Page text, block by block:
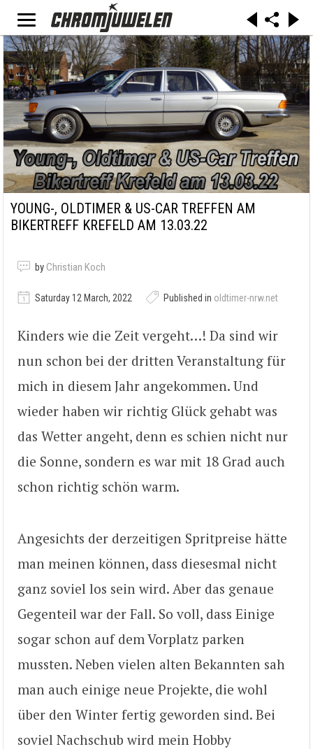
YOUNG-, OLDTIMER & US-CAR TREFFEN AM
BIKERTREFF KREFELD AM 13.03.22
by Christian Koch
Saturday 12 March, 2022 Published in oldtimer-nrw.net
Kinders wie die Zeit vergeht…! Da sind wir
nun schon bei der dritten Veranstaltung für
mich in diesem Jahr angekommen. Und
wieder haben wir richtig Glück gehabt was
das Wetter angeht, denn es schien nicht nur
die Sonne, sondern es war mit 18 Grad auch
schon richtig schön warm.
Angesichts der derzeitigen Spritpreise hätte
man meinen können, dass diesesmal nicht
ganz soviel los sein wird. Aber das genaue
Gegenteil war der Fall. So voll, dass Einige
sogar schon auf dem Vorplatz parken
mussten. Neben vielen alten Bekannten sah
man auch einige neue Projekte, die wohl
über den Winter fertig geworden sind. Bei
soviel Nachschub wird mein Hobby